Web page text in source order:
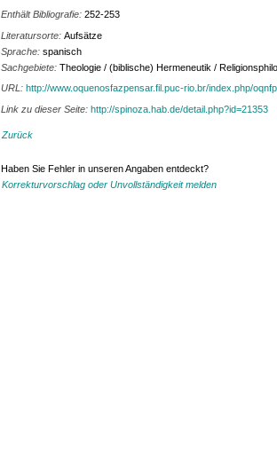
Enthält Bibliografie:252-253
Literatursorte:Aufsätze
Sprache:spanisch
Sachgebiete:Theologie / (biblische) Hermeneutik /
URL:http://www.oquenosfazpensar.fil.puc-rio.br/index.php/
Link zu dieser Seite:http://spinoza.hab.de/detail.php?id=21353
Zurück
Haben Sie Fehler in unseren Angaben entdeckt?
Korrekturvorschlag oder Unvollständigkeit melden